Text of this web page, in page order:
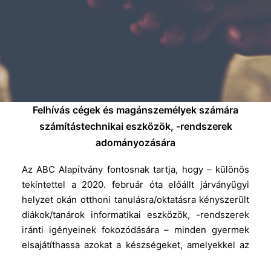
Felhívás cégek és magánszemélyek számára
számítástechnikai eszközök, -rendszerek
adományozására
Az ABC Alapítvány fontosnak tartja, hogy – különös
tekintettel a 2020. február óta előállt járványügyi
helyzet okán otthoni tanulásra/oktatásra kényszerült
diákok/tanárok informatikai eszközök, -rendszerek
iránti igényeinek fokozódására – minden gyermek
elsajátíthassa azokat a készségeket, amelyekkel az